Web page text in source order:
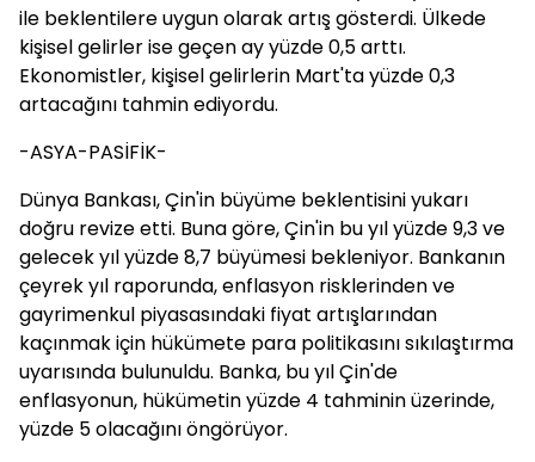
ile beklentilere uygun olarak artış gösterdi. Ülkede
kişisel gelirler ise geçen ay yüzde 0,5 arttı.
Ekonomistler, kişisel gelirlerin Mart'ta yüzde 0,3
artacağını tahmin ediyordu.
-ASYA-PASİFİK-
Dünya Bankası, Çin'in büyüme beklentisini yukarı
doğru revize etti. Buna göre, Çin'in bu yıl yüzde 9,3 ve
gelecek yıl yüzde 8,7 büyümesi bekleniyor. Bankanın
çeyrek yıl raporunda, enflasyon risklerinden ve
gayrimenkul piyasasındaki fiyat artışlarından
kaçınmak için hükümete para politikasını sıkılaştırma
uyarısında bulunuldu. Banka, bu yıl Çin'de
enflasyonun, hükümetin yüzde 4 tahminin üzerinde,
yüzde 5 olacağını öngörüyor.